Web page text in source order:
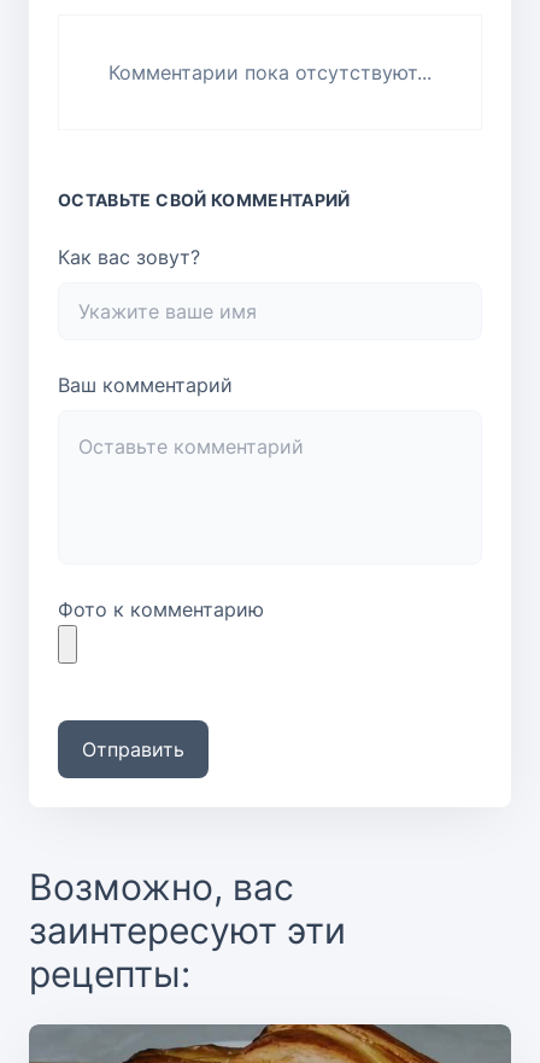
Комментарии пока отсутствуют...
ОСТАВЬТЕ СВОЙ КОММЕНТАРИЙ
Как вас зовут?
Ваш комментарий
Фото к комментарию
Отправить
Возможно, вас
заинтересуют эти
рецепты: